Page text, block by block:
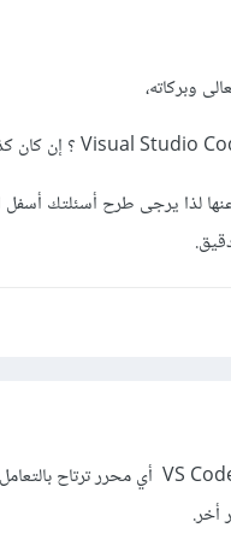
وبركاته،
لذا يرجى طرح أسئلتك